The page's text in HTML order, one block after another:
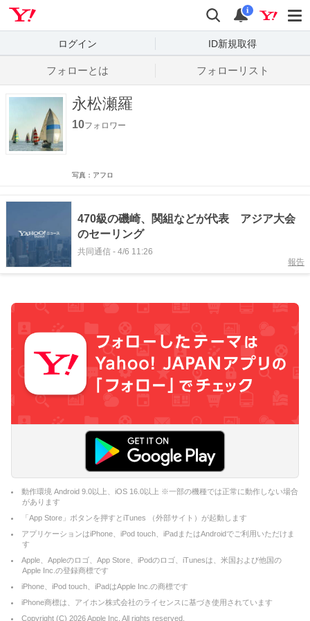
検索
通知
i
ログイン ID新規取得
フォローとは フォローリスト
永松瀬羅
10フォロワー
写真：アフロ
470級の磯崎、関組などが代表 アジア大会
のセーリング
共同通信 - 4/6 11:26
報告
動作環境 Android 9.0以上、iOS 16.0以上 ※一部の機種では正常に動作しない場合
があります
「App Store」ボタンを押すとiTunes （外部サイト）が起動します
アプリケーションはiPhone、iPod touch、iPadまたはAndroidでご利用いただけま
す
Apple、Appleのロゴ、App Store、iPodのロゴ、iTunesは、米国および他国の
Apple Inc.の登録商標です
iPhone、iPod touch、iPadはApple Inc.の商標です
iPhone商標は、アイホン株式会社のライセンスに基づき使用されています
Copyright (C) 2026Apple Inc. All rights reserved.